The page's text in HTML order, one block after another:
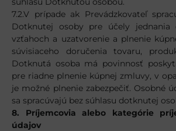
7.2.V prípade ak Prevádzkovateľ
Dotknutej osoby pre účely jednania
vzťahoch a uzatvorenie a plnenie
súvisiaceho doručenia tovaru,
Dotknutá osoba má povinnosť
pre riadne plnenie kúpnej zmluvy, v
je možné plnenie zabezpečiť. Osobné
sa spracúvajú bez súhlasu dotknutej
8. Príjemcovia alebo kategórie
údajov